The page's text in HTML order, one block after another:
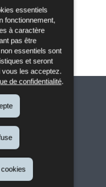
essentiels
fonctionnement,
à caractère
pas être
essentiels sont
et seront
les acceptez.
de confidentialité.